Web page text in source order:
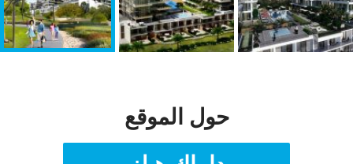
حول الموقع